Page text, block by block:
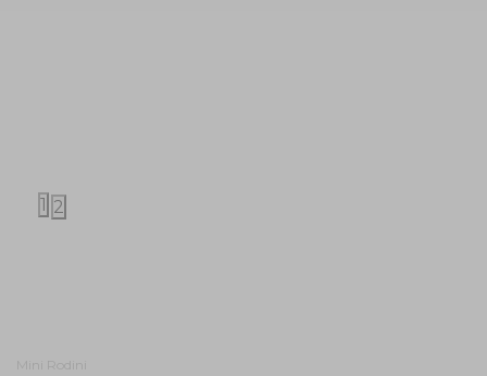
1 2
Mini Rodini